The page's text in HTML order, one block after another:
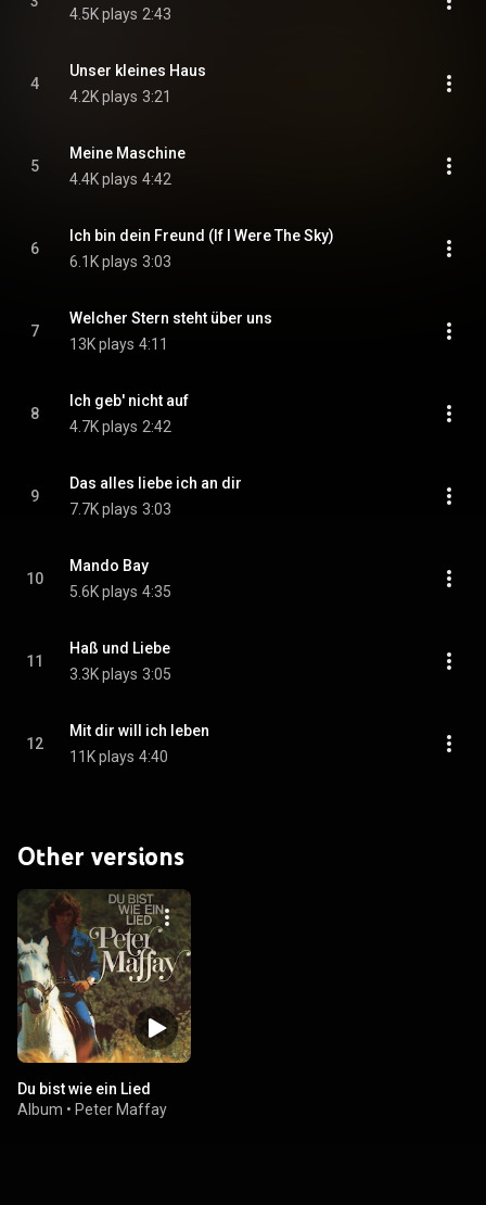
4.5K plays 2:43
4
Unser kleines Haus
4.2K plays 3:21
5
Meine Maschine
4.4K plays 4:42
6
Ich bin dein Freund (If I Were The Sky)
6.1K plays 3:03
7
Welcher Stern steht über uns
13K plays 4:11
8
Ich geb' nicht auf
4.7K plays 2:42
9
Das alles liebe ich an dir
7.7K plays 3:03
10
Mando Bay
5.6K plays 4:35
11
Haß und Liebe
3.3K plays 3:05
12
Mit dir will ich leben
11K plays 4:40
Other versions
Du bist wie ein Lied
Album • Peter Maffay